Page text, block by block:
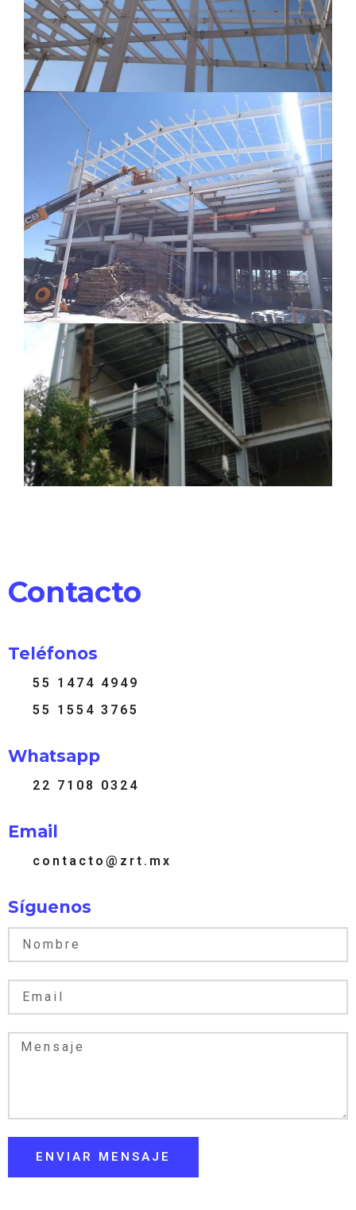
Contacto
Teléfonos
55 1474 4949
55 1554 3765
Whatsapp
22 7108 0324
Email
contacto@zrt.mx
Síguenos
ENVIAR MENSAJE